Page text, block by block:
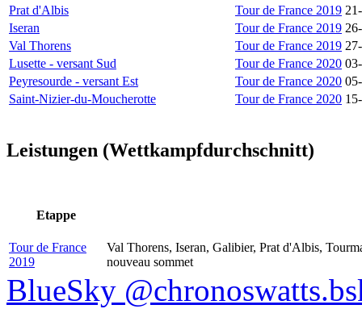
Prat d'Albis
Tour de France 2019
Iseran
Tour de France 2019
Val Thorens
Tour de France 2019
Lusette - versant Sud
Tour de France 2020
Peyresourde - versant Est
Tour de France 2020
Saint-Nizier-du-Moucherotte
Tour de France 2020
Leistungen (Wettkampfdurchschnitt)
Etappe
Tour de France
2019
Val Thorens, Iseran, Galibier, Prat d'Albis,
nouveau sommet
BlueSky